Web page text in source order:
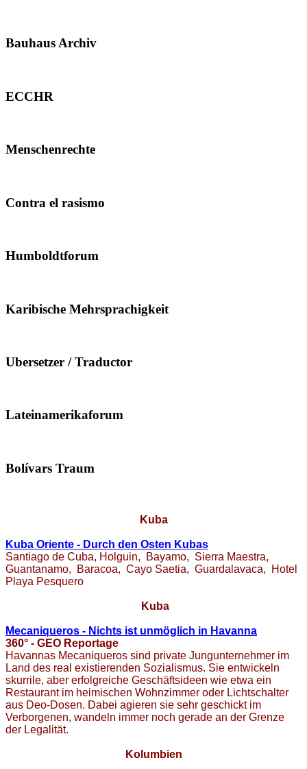
Bauhaus Archiv
ECCHR
Menschenrechte
Contra el rasismo
Humboldtforum
Karibische Mehrsprachigkeit
Ubersetzer / Traductor
Lateinamerikaforum
Bolívars Traum
Kuba
Kuba Oriente - Durch den Osten Kubas
Santiago de Cuba, Holguin, Bayamo, Sierra Maestra,
Guantanamo, Baracoa, Cayo Saetia, Guardalavaca, Hotel
Playa Pesquero
Kuba
Mecaniqueros - Nichts ist unmöglich in Havanna
360° - GEO Reportage
Havannas Mecaniqueros sind private Jungunternehmer im
Land des real existierenden Sozialismus. Sie entwickeln
skurrile, aber erfolgreiche Geschäftsideen wie etwa ein
Restaurant im heimischen Wohnzimmer oder Lichtschalter
aus Deo-Dosen. Dabei agieren sie sehr geschickt im
Verborgenen, wandeln immer noch gerade an der Grenze
der Legalität.
Kolumbien